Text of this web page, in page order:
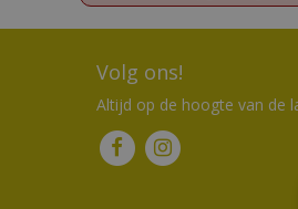
Volg ons!
Altijd op de hoogte van de